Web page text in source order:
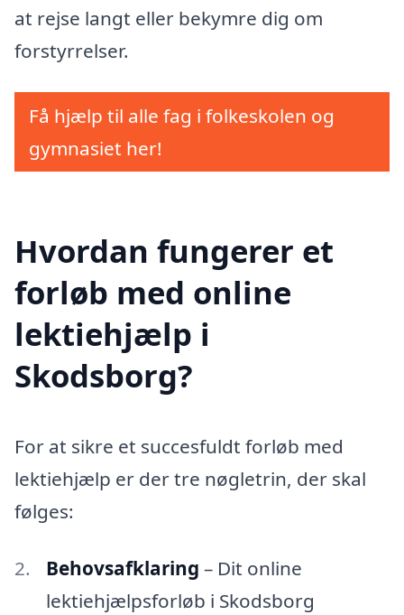
at rejse langt eller bekymre dig om
forstyrrelser.
Få hjælp til alle fag i folkeskolen og
gymnasiet her!
Hvordan fungerer et
forløb med online
lektiehjælp i
Skodsborg?
For at sikre et succesfuldt forløb med
lektiehjælp er der tre nøgletrin, der skal
følges:
Behovsafklaring – Dit online
lektiehjælpsforløb i Skodsborg